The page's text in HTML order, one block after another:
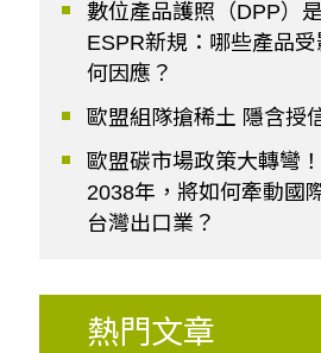
數位產品護照（DPP）
ESPR新規：哪些產品
何因應？
歐盟組隊搶稀土 隱含授
歐盟碳市場政策大轉彎
2038年，將如何牽動國
台灣出口業？
熱門文章